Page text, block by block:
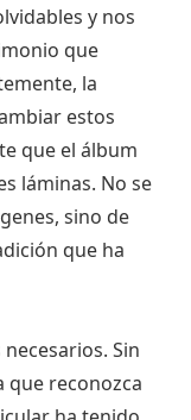
y nos
que
la
estos
que el álbum
láminas. No se
sino de
que ha
Sin
que reconozca